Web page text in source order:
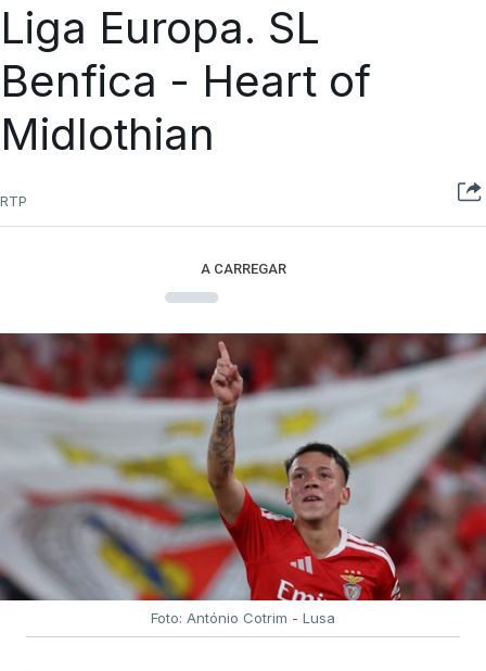
Liga Europa. SL
Benfica - Heart of
Midlothian
RTP
A CARREGAR
Foto: António Cotrim - Lusa